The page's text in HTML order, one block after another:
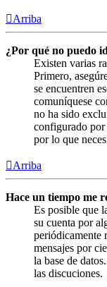
Arriba
¿Por qué no puedo
Existen varias
Primero,
se encuentren
comuníquese
no ha sido
configurado por
por lo que
Arriba
Hace un tiempo me
Es posible que
su cuenta por
periódicamente
mensajes por
la base de
las discuciones.